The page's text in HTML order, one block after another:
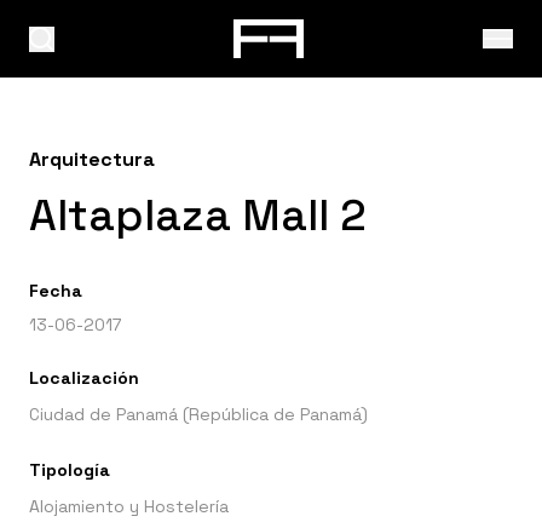
Arquitectura
Altaplaza Mall 2
Fecha
13-06-2017
Localización
Ciudad de Panamá (República de Panamá)
Tipología
Alojamiento y Hostelería